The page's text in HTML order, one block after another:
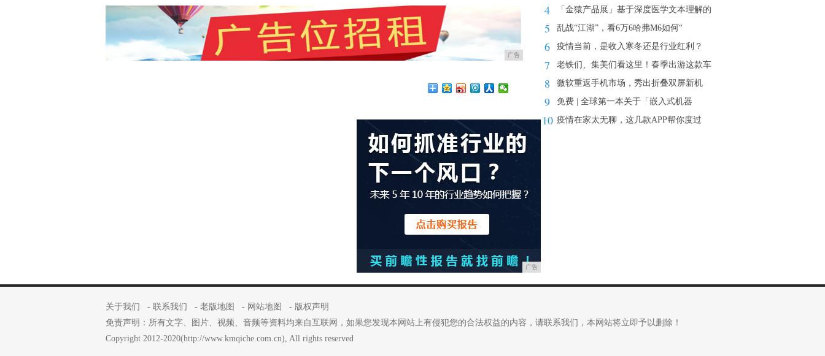
广告
4 「金猿产品展」基于深度医学文本理解的
5 乱战“江湖”，看6万6哈弗M6如何“
6 疫情当前，是收入寒冬还是行业红利？
7 老铁们、集美们看这里！春季出游这款车
8 微软重返手机市场，秀出折叠双屏新机
9 免费 | 全球第一本关于「嵌入式机器
10 疫情在家太无聊，这几款APP帮你度过
广告
关于我们 - 联系我们 - 老版地图 - 网站地图 - 版权声明
免责声明：所有文字、图片、视频、音频等资料均来自互联网，如果您发现本网站上有侵犯您的合法权益的内容，请联系我们，本网站将立即予以删除！
Copyright 2012-2020(http://www.kmqiche.com.cn), All rights reserved